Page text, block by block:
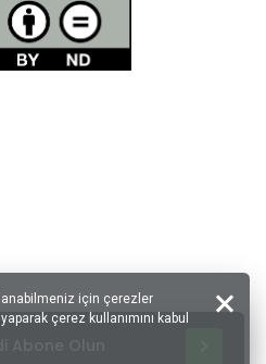
için çerezler
çerez kullanımını kabul